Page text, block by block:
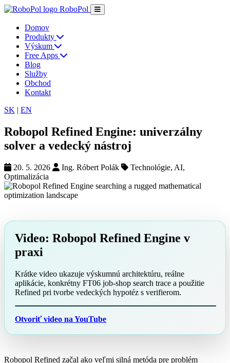
RoboPol
Domov
Produkty
Výskum
Free Apps
Blog
Služby
Obchod
Kontakt
SK | EN
Robopol Refined Engine: univerzálny
solver a vedecký nástroj
20. 5. 2026 Ing. Róbert Polák
Technológie, AI,
Optimalizácia
Video: Robopol Refined Engine v
praxi
Krátke video ukazuje výskumnú architektúru, reálne
aplikácie, konkrétny FT06 job-shop search trace a použitie
Refined pri tvorbe vedeckých hypotéz s verifierom.
Otvoriť video na YouTube
Robopol Refined začal ako veľmi silná metóda pre problém